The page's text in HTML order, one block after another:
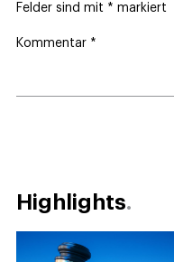
Felder sind mit * markiert
Kommentar *
Highlights